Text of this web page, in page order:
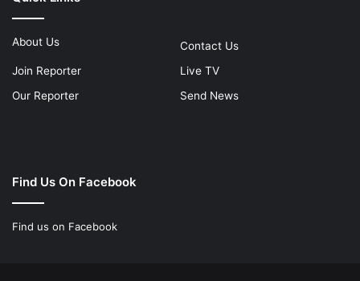
About Us
Contact Us
Join Reporter
Live TV
Our Reporter
Send News
Find Us On Facebook
Find us on Facebook